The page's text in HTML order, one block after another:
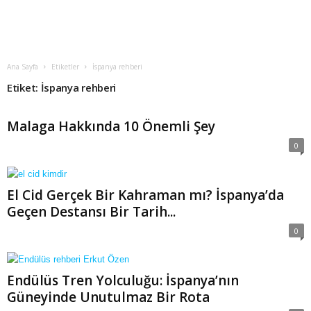
Ana Sayfa Etiketler İspanya rehberi
Etiket: İspanya rehberi
Malaga Hakkında 10 Önemli Şey
0
El Cid Gerçek Bir Kahraman mı? İspanya’da
Geçen Destansı Bir Tarih...
0
Endülüs Tren Yolculuğu: İspanya’nın
Güneyinde Unutulmaz Bir Rota